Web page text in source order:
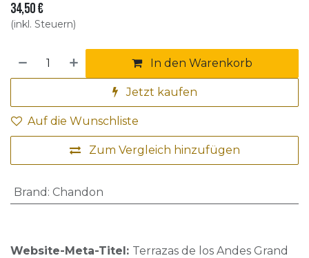
34,50€
(inkl. Steuern)
In den Warenkorb
Jetzt kaufen
Zum Vergleich hinzufügen
Auf die Wunschliste
Brand : Chandon
Website-Meta-Titel: Terrazas de los Andes Grand